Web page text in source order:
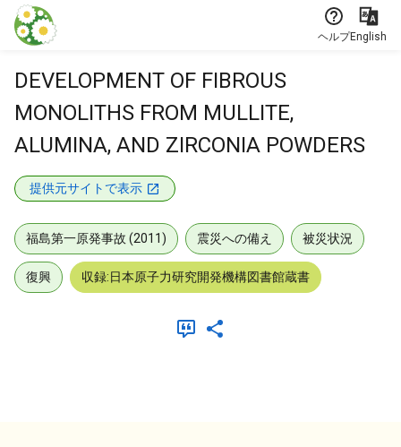
本文に飛ぶ
ヘルプEnglish
DEVELOPMENT OF FIBROUS
MONOLITHS FROM MULLITE,
ALUMINA, AND ZIRCONIA POWDERS
提供元サイトで表示
福島第一原発事故 (2011) 震災への備え 被災状況
復興 収録:日本原子力研究開発機構図書館蔵書